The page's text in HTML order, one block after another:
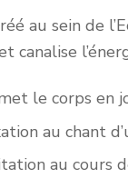
au sein de
canalise
le corps en
au chant
au cours